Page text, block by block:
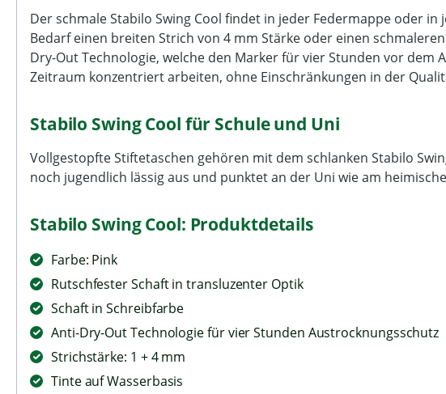
Der schmale Stabilo Swing Cool findet in jeder Federmappe oder
Bedarf einen breiten Strich von 4 mm Stärke oder einen
Dry-Out Technologie, welche den Marker für vier Stunden vor
Zeitraum konzentriert arbeiten, ohne Einschränkungen in der
Stabilo Swing Cool für Schule und Uni
Vollgestopfte Stiftetaschen gehören mit dem schlanken Stabilo
noch jugendlich lässig aus und punktet an der Uni wie am
Stabilo Swing Cool: Produktdetails
Farbe: Pink
Rutschfester Schaft in transluzenter Optik
Schaft in Schreibfarbe
Anti-Dry-Out Technologie für vier Stunden Austrocknungsschutz
Strichstärke: 1 + 4 mm
Tinte auf Wasserbasis